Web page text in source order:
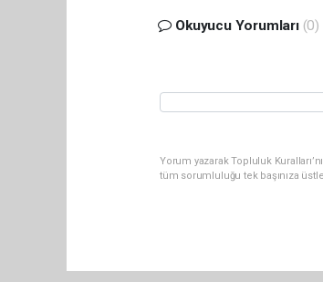
Okuyucu Yorumları (0)
Yorum yazarak Topluluk
tüm sorumluluğu tek başınıza